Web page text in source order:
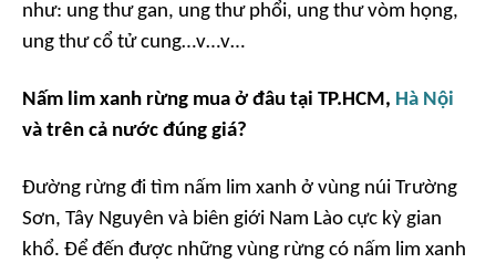
như: ung thư gan, ung thư phổi, ung thư vòm họng,
ung thư cổ tử cung…v…v…
Nấm lim xanh rừng mua ở đâu tại TP.HCM, Hà Nội
và trên cả nước đúng giá?
Đường rừng đi tìm nấm lim xanh ở vùng núi Trường
Sơn, Tây Nguyên và biên giới Nam Lào cực kỳ gian
khổ. Để đến được những vùng rừng có nấm lim xanh